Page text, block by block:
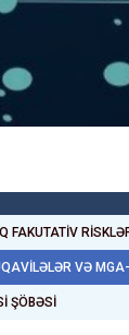
FAKUTATIV
VƏ
ŞÖBƏSI